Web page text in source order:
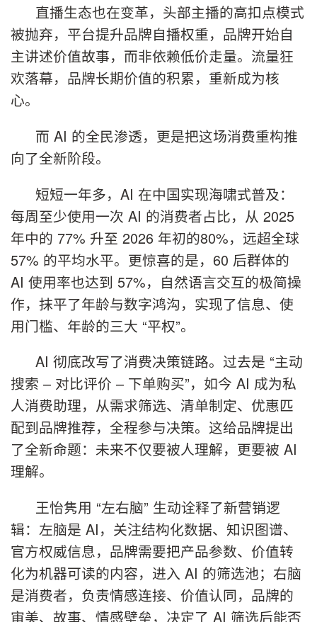
直播生态也在变革，头部主播的高扣点模式
被抛弃，平台提升品牌自播权重，品牌开始自
主讲述价值故事，而非依赖低价走量。流量狂
欢落幕，品牌长期价值的积累，重新成为核
心。
而 AI 的全民渗透，更是把这场消费重构推
向了全新阶段。
短短一年多，AI 在中国实现海啸式普及：
每周至少使用一次 AI 的消费者占比，从 2025
年中的 77% 升至 2026 年初的80%，远超全球
57% 的平均水平。更惊喜的是，60 后群体的
AI 使用率也达到 57%，自然语言交互的极简操
作，抹平了年龄与数字鸿沟，实现了信息、使
用门槛、年龄的三大 “平权”。
AI 彻底改写了消费决策链路。过去是 “主动
搜索 – 对比评价 – 下单购买”，如今 AI 成为私
人消费助理，从需求筛选、清单制定、优惠匹
配到品牌推荐，全程参与决策。这给品牌提出
了全新命题：未来不仅要被人理解，更要被 AI
理解。
王怡隽用 “左右脑” 生动诠释了新营销逻
辑：左脑是 AI，关注结构化数据、知识图谱、
官方权威信息，品牌需要把产品参数、价值转
化为机器可读的内容，进入 AI 的筛选池；右脑
是消费者，负责情感连接、价值认同，品牌的
审美、故事、情感壁垒，决定了 AI 筛选后能否